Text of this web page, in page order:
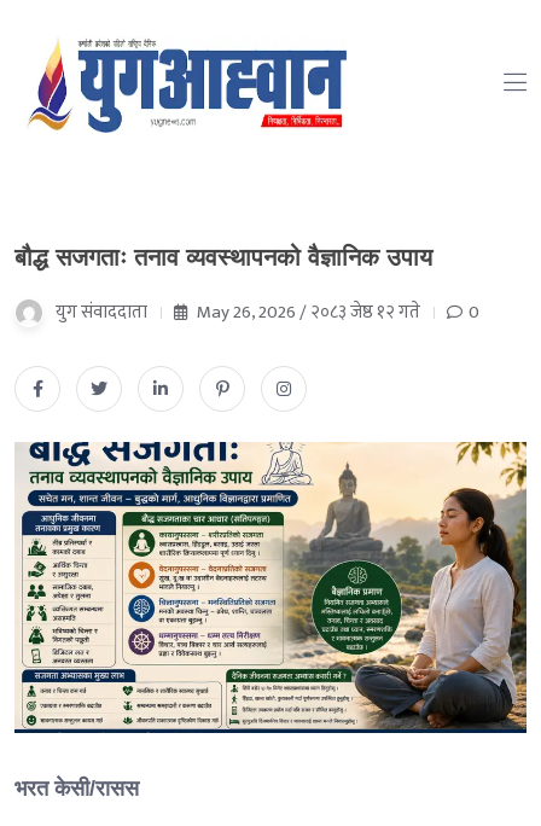
बौद्ध सजगताः तनाव व्यवस्थापनको वैज्ञानिक उपाय
युग संवाददाता May 26, 2026 / २०८३ जेष्ठ १२ गते 0
भरत केसी/रासस